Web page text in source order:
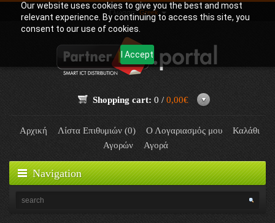
Our website uses cookies to give you the best and most
relevant experience. By continuing to access this site, you
consent to our use of cookies.
I Accept
Γλώσσα:Greek
Shopping cart: 0 / 0,00€
Αρχική Λίστα Επιθυμιών (0) Ο Λογαριασμός μου
Καλάθι
Αγορών
Αγορά
Navigation